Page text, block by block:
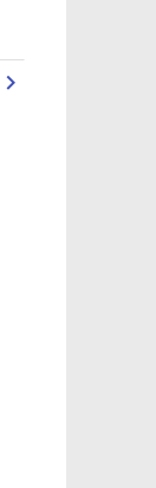
keyboard_arrow_right